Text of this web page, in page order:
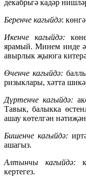
декабрьгә кадәр
Беренче кагыйдә:
Икенче кагыйдә:
ярамый. Минем инде
авырлык җыюга
Өченче кагыйдә:
ризыклары, хәтта
Дүртенче кагыйдә:
Тавык, балыкка
ашау көтелгән
Бишенче кагыйдә:
ашагыз.
Алтынчы кагыйдә:
кертегез.